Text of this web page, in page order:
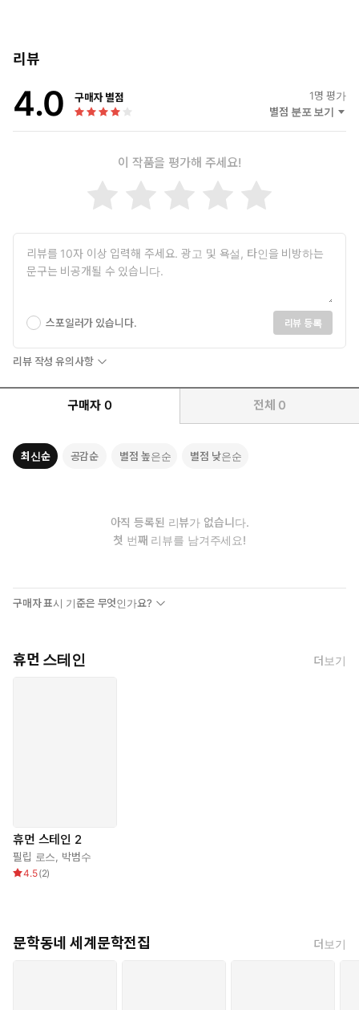
리뷰
4.0 구매자 별점 1명 평가
별점 분포 보기
이 작품을 평가해 주세요!
스포일러가 있습니다. 리뷰 등록
리뷰 작성 유의사항
구매자 0 전체 0
최신순 공감순 별점 높은순 별점 낮은순
아직 등록된 리뷰가 없습니다.
첫 번째 리뷰를 남겨주세요!
구매자 표시 기준은 무엇인가요?
휴먼 스테인 더보기
휴먼 스테인 2
필립 로스, 박범수
4.5(2)
문학동네 세계문학전집 더보기